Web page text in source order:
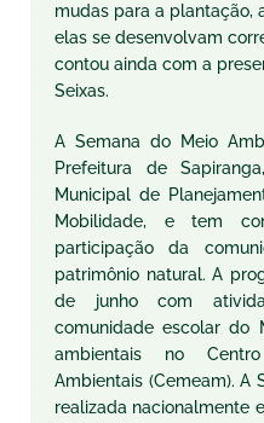
mudas para a plantação,
elas se desenvolvam
contou ainda com a
Seixas.
A Semana do Meio
Prefeitura de
Municipal de
Mobilidade, e tem
participação da
patrimônio natural. A
de junho com
comunidade escolar do
ambientais no
Ambientais (Cemeam). A
realizada nacionalmente